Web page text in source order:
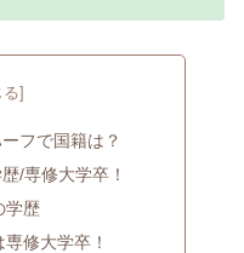
フで国籍は？
/専修大学卒！
学歴
修大学卒！